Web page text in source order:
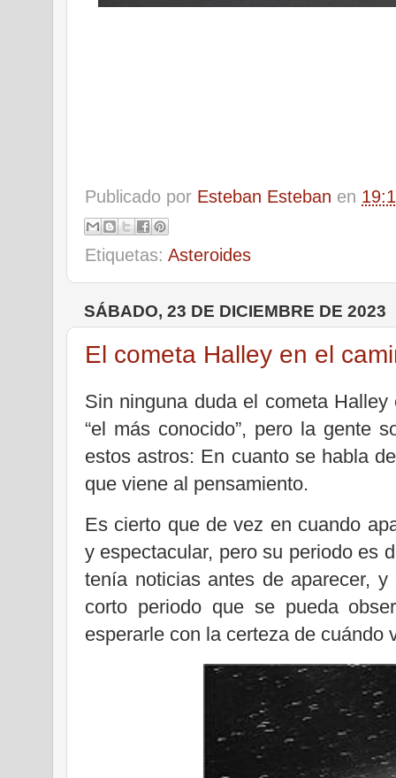
Publicado por Esteban Esteban en
Etiquetas: Asteroides
SÁBADO, 23 DE DICIEMBRE DE 2023
El cometa Halley en el
Sin ninguna duda el cometa
“el más conocido”, pero la gente
estos astros: En cuanto se habla
que viene al pensamiento.
Es cierto que de vez en cuando
y espectacular, pero su periodo es
tenía noticias antes de aparecer,
corto periodo que se pueda
esperarle con la certeza de cuándo